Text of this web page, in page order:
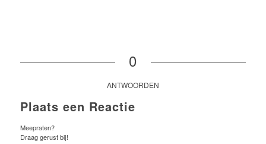
0
ANTWOORDEN
Plaats een Reactie
Meepraten?
Draag gerust bij!